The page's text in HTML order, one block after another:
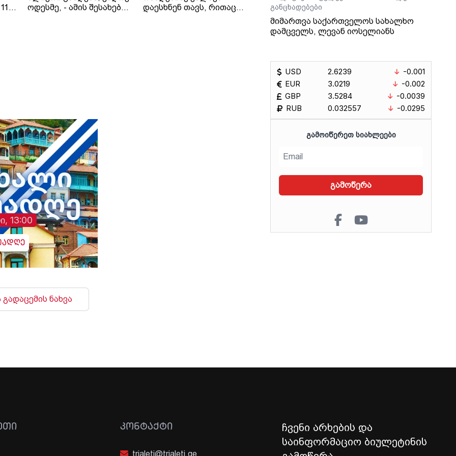
ოდესმე, - ამის შესახებ
შეხვედრაზე ჩინეთს
„ირანის ახლო მეგობარი“
უწოდა. „არსებულ
ვითარებაში, ჩვენს
ქვეყნებს შორის
ორმხრივი
თანამშრომლობა კიდევ
უფრო გაძლიერდება“, -
განაცხადა აბას არაღჩიმ.
დაესხნენ თავს, რითაც
13:00
ნახვა
განცხადებები
მიმართვა საქართველოს სახალხო
დამცველს, ლევან იოსელიანს
USD
EUR
GBP
RUB
2.6239
3.0219
3.5284
0.032557
-0.001
-0.002
-0.0039
-0.0295
ᲒᲐᲛᲝᲘᲬᲔᲠᲔᲗ ᲡᲘᲐᲮᲚᲔᲔᲑᲘ
გამოწერა
ᲙᲝᲜᲢᲐᲥᲢᲘ
trialeti@trialeti.ge
ჩვენი არხების და
საინფორმაციო ბიულეტინის